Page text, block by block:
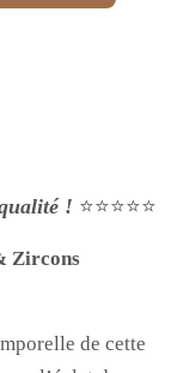
! ⭐⭐⭐⭐⭐
Zircons
de cette